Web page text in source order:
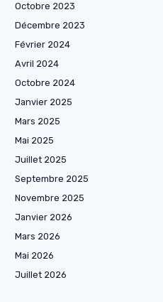
Octobre 2023
Décembre 2023
Février 2024
Avril 2024
Octobre 2024
Janvier 2025
Mars 2025
Mai 2025
Juillet 2025
Septembre 2025
Novembre 2025
Janvier 2026
Mars 2026
Mai 2026
Juillet 2026